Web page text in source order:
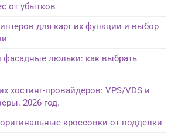
от убытков
для карт их функции и выбор
люльки: как выбрать
хостинг-провайдеров: VPS/VDS и
2026 год.
кроссовки от подделки